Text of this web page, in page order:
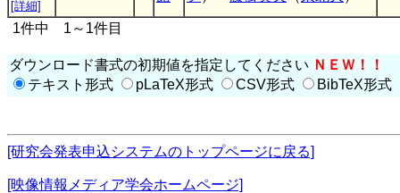
[詳細]
1件中 1～1件目
ダウンロード書式の初期値を指定してください ＮＥＷ！！
テキスト形式
pLaTeX形式 CSV形式 BibTeX形式
[研究会発表申込システムのトップページに戻る]
[映像情報メディア学会ホームページ]